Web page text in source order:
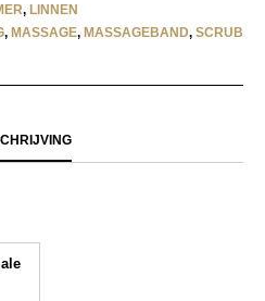
, LINNEN
, MASSAGE, MASSAGEBAND, SCRUB